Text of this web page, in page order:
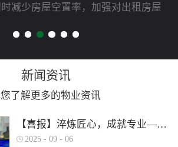
减少房屋空置率，加强对出租房屋
自助洗车服务随着...
新闻资讯
了解更多的物业资讯
【喜报】淬炼匠心，成就专业——西安锦江物业在“锦天物业杯”技能竞赛中斩获佳绩
2025 - 09 - 06